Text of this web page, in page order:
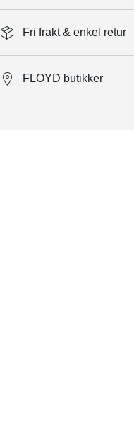
Fri frakt & enkel retur
FLOYD butikker